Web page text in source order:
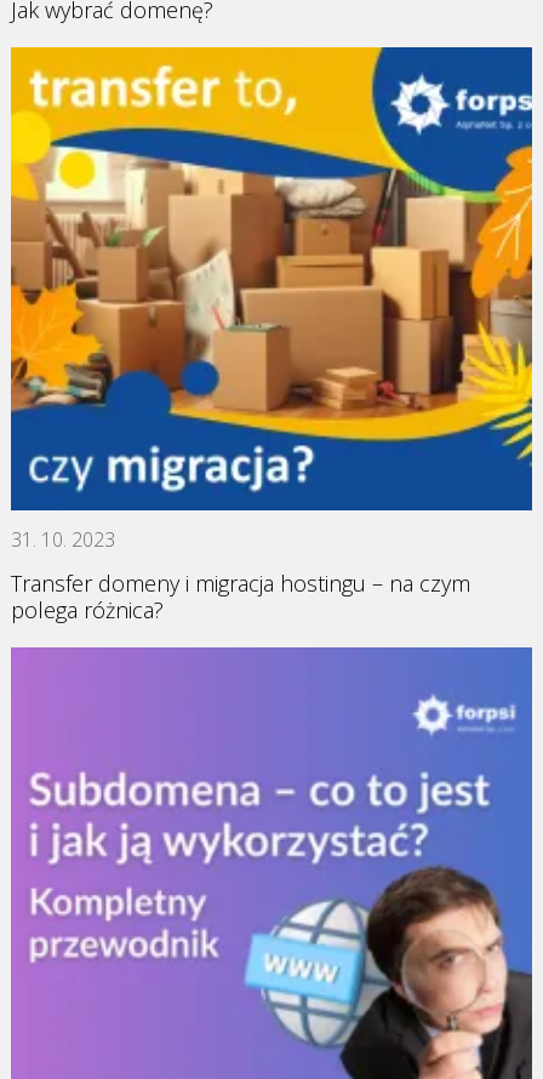
Jak wybrać domenę?
31. 10. 2023
Transfer domeny i migracja hostingu – na czym
polega różnica?